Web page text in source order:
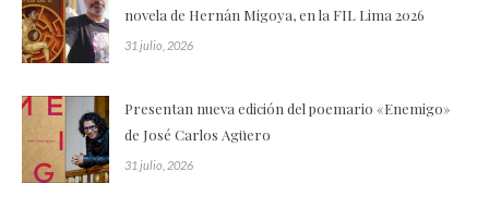
novela de Hernán Migoya, en la FIL Lima 2026
31 julio, 2026
Presentan nueva edición del poemario «Enemigo»
de José Carlos Agüero
31 julio, 2026